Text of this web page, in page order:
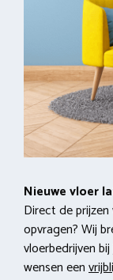
Nieuwe vloer
Direct de
opvragen? Wij
vloerbedrijven
wensen een